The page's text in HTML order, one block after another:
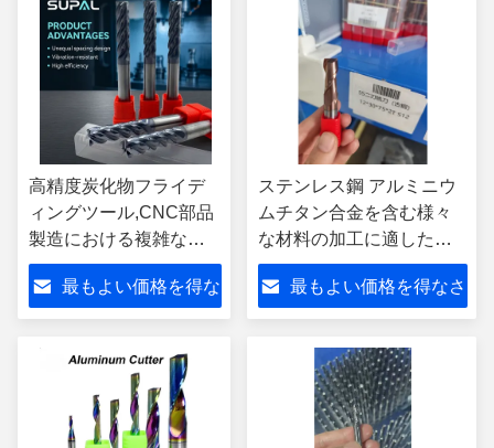
高精度炭化物フライデ
ィングツール,CNC部品
製造における複雑な表
面フライディングと細
工に適しています.
最もよい価格を得な
ステンレス鋼 アルミニウ
ムチタン合金を含む様々
な材料の加工に適した炭
酸塩粉砕ツール
最もよい価格を得なさ